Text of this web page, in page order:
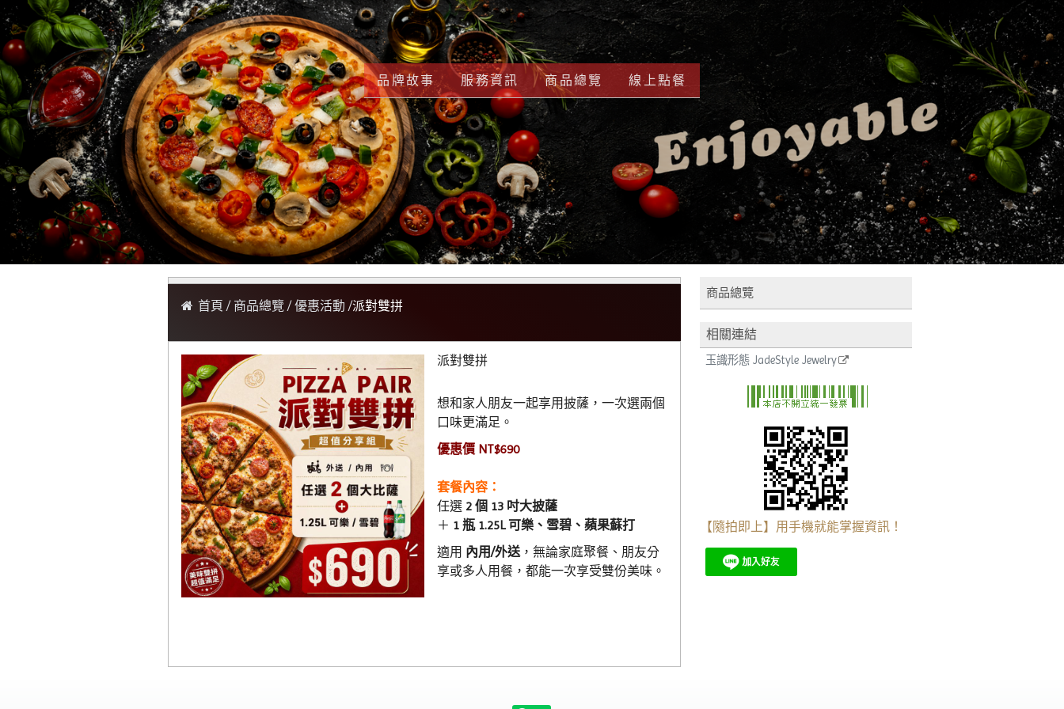
品牌故事 服務資訊 商品總覽 線上點餐
商品總覽
相關連結
玉識形態 JadeStyle Jewelry
【隨拍即上】用手機就能掌握資訊！
首頁 商品總覽 優惠活動 派對雙拼
派對雙拼
想和家人朋友一起享用披薩，一次選兩個
口味更滿足。
優惠價 NT$690
套餐內容：
任選 2 個 13 吋大披薩
＋ 1 瓶 1.25L 可樂、雪碧、蘋果蘇打
適用 內用/外送，無論家庭聚餐、朋友分
享或多人用餐，都能一次享受雙份美味。